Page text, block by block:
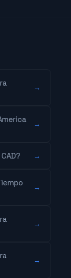
→
→
→
→
→
→